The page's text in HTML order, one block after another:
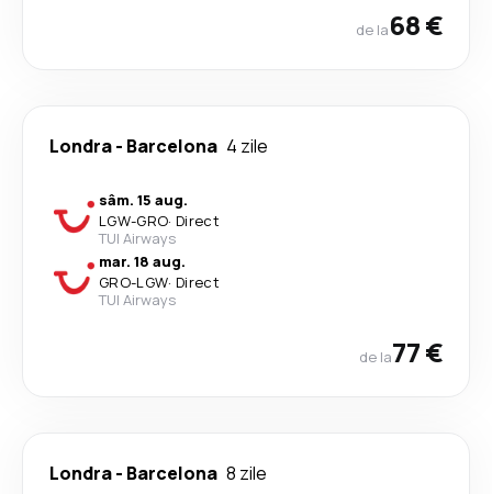
de la68 €
Londra- Barcelona 4 zile
sâm. 15 aug.
LGW-GRO· Direct
TUI Airways
mar. 18 aug.
GRO-LGW· Direct
TUI Airways
de la77 €
Londra- Barcelona 8 zile